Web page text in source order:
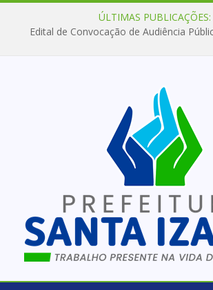
ÚLTIMAS PUBLICAÇÕES:
Edital de Convocação de Audiência